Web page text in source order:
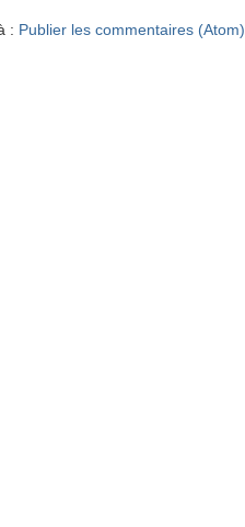
: Publier les commentaires (Atom)